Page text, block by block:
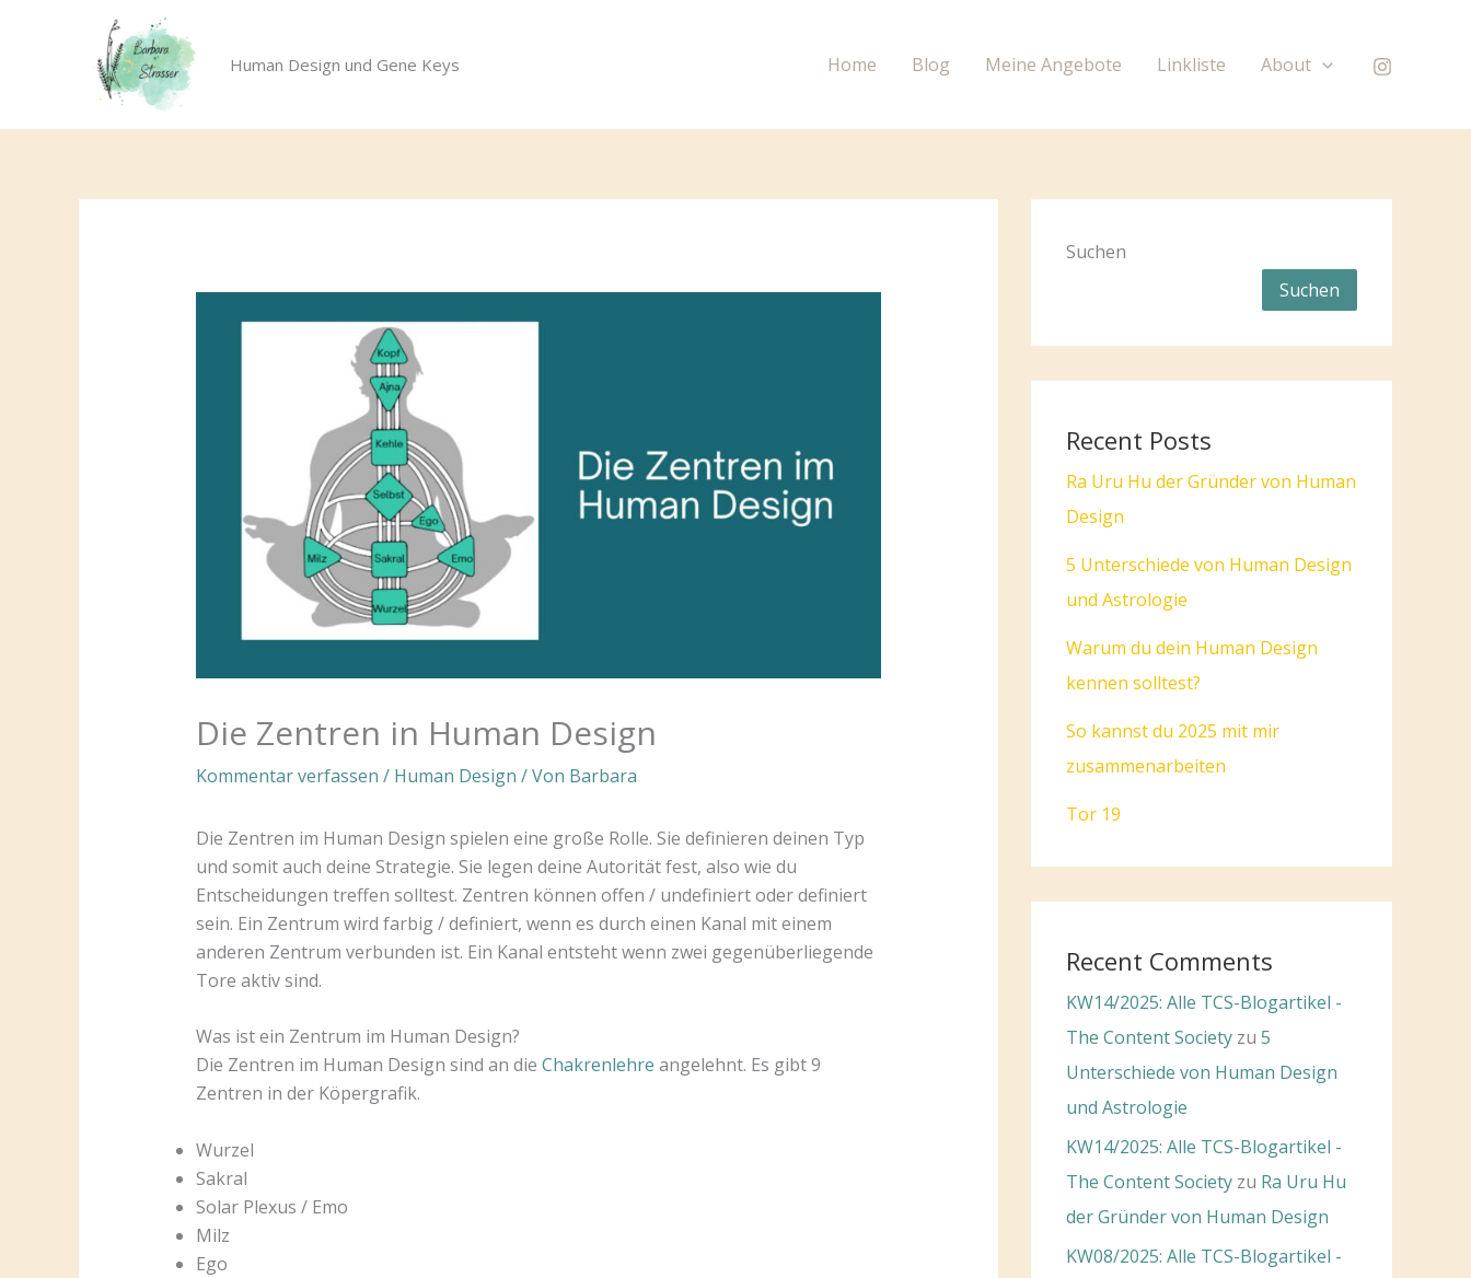
Human Design und Gene Keys Home Blog Meine Angebote Linkliste About
Die Zentren in Human Design
Kommentar verfassen / Human Design / Von Barbara
Die Zentren im Human Design spielen eine große Rolle. Sie definieren deinen Typ
und somit auch deine Strategie. Sie legen deine Autorität fest, also wie du
Entscheidungen treffen solltest. Zentren können offen / undefiniert oder definiert
sein. Ein Zentrum wird farbig / definiert, wenn es durch einen Kanal mit einem
anderen Zentrum verbunden ist. Ein Kanal entsteht wenn zwei gegenüberliegende
Tore aktiv sind.
Was ist ein Zentrum im Human Design?
Die Zentren im Human Design sind an die Chakrenlehre angelehnt. Es gibt 9
Zentren in der Köpergrafik.
Wurzel
Sakral
Solar Plexus / Emo
Milz
Ego
Suchen
Suchen
Recent Posts
Ra Uru Hu der Gründer von Human
Design
5 Unterschiede von Human Design
und Astrologie
Warum du dein Human Design
kennen solltest?
So kannst du 2025 mit mir
zusammenarbeiten
Tor 19
Recent Comments
KW14/2025: Alle TCS-Blogartikel -
The Content Society zu 5
Unterschiede von Human Design
und Astrologie
KW14/2025: Alle TCS-Blogartikel -
The Content Society zu Ra Uru Hu
der Gründer von Human Design
KW08/2025: Alle TCS-Blogartikel -